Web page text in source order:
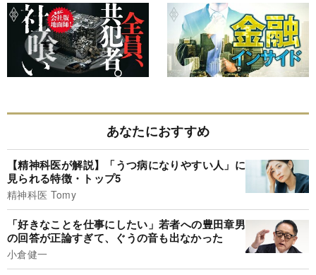
あなたにおすすめ
【精神科医が解説】「うつ病になりやすい人」に
見られる特徴・トップ5
精神科医 Tomy
「好きなことを仕事にしたい」若者への豊田章男
の回答が正論すぎて、ぐうの音も出なかった
小倉健一